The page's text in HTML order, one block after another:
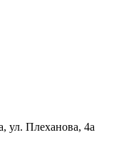
ул. Плеханова, 4а